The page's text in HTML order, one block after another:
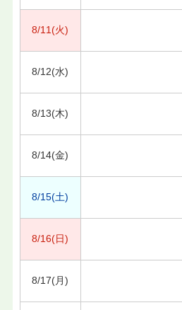
8/11(火)
8/12(水)
8/13(木)
8/14(金)
8/15(土)
8/16(日)
8/17(月)